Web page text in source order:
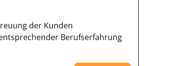
der Kunden
Berufserfahrung